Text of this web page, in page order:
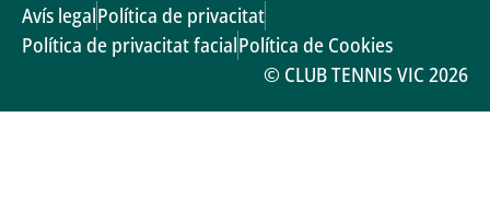
© CLUB TENNIS VIC 2026
Avís legalPolítica de privacitat
Política de privacitat facialPolítica de Cookies